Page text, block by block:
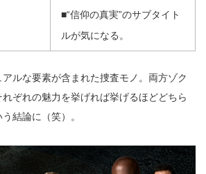
■“信仰の真実”のサブタイト
ルが気になる。
ルな要素が含まれた捜査モノ。両方ゾク
ぞれの魅力を挙げれば挙げるほどどちら
結論に（笑）。